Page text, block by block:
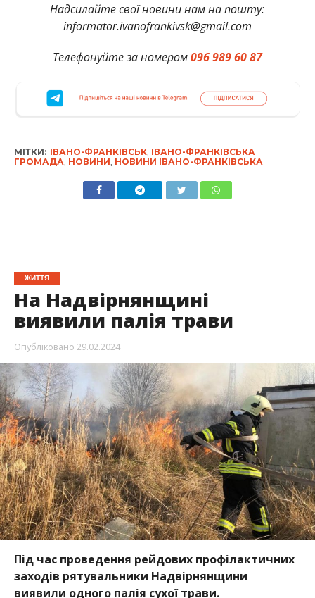
Надсилайте свої новини нам на пошту:
informator.ivanofrankivsk@gmail.com
Телефонуйте за номером096 989 60 87
МІТКИ: ІВАНО-ФРАНКІВСЬК, ІВАНО-ФРАНКІВСЬКА
ГРОМАДА, НОВИНИ, НОВИНИ ІВАНО-ФРАНКІВСЬКА
ЖИТТЯ
На Надвірнянщині
виявили палія трави
Опубліковано 29.02.2024
Під час проведення рейдових профілактичних
заходів рятувальники Надвірнянщини
виявили одного палія сухої трави.